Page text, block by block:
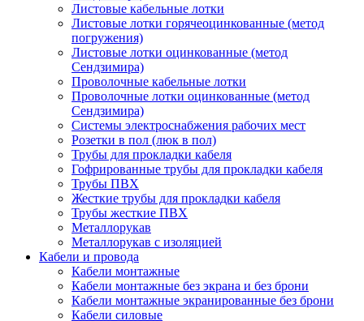
Листовые кабельные лотки
Листовые лотки горячеоцинкованные (метод
погружения)
Листовые лотки оцинкованные (метод
Сендзимира)
Проволочные кабельные лотки
Проволочные лотки оцинкованные (метод
Сендзимира)
Системы электроснабжения рабочих мест
Розетки в пол (люк в пол)
Трубы для прокладки кабеля
Гофрированные трубы для прокладки кабеля
Трубы ПВХ
Жесткие трубы для прокладки кабеля
Трубы жесткие ПВХ
Металлорукав
Металлорукав с изоляцией
Кабели и провода
Кабели монтажные
Кабели монтажные без экрана и без брони
Кабели монтажные экранированные без брони
Кабели силовые